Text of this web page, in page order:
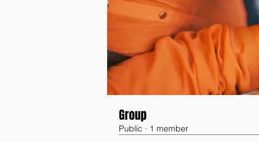
Group
Public · 1 member